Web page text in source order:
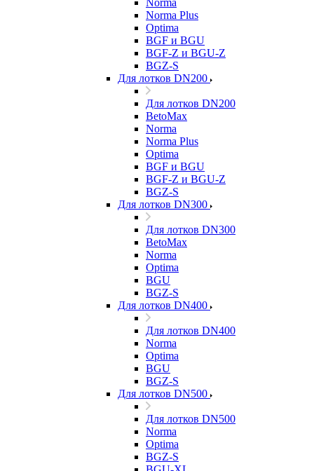
Norma
Norma Plus
Optima
BGF и BGU
BGF-Z и BGU-Z
BGZ-S
Для лотков DN200
Для лотков DN200
BetoMax
Norma
Norma Plus
Optima
BGF и BGU
BGF-Z и BGU-Z
BGZ-S
Для лотков DN300
Для лотков DN300
BetoMax
Norma
Optima
BGU
BGZ-S
Для лотков DN400
Для лотков DN400
Norma
Optima
BGU
BGZ-S
Для лотков DN500
Для лотков DN500
Norma
Optima
BGZ-S